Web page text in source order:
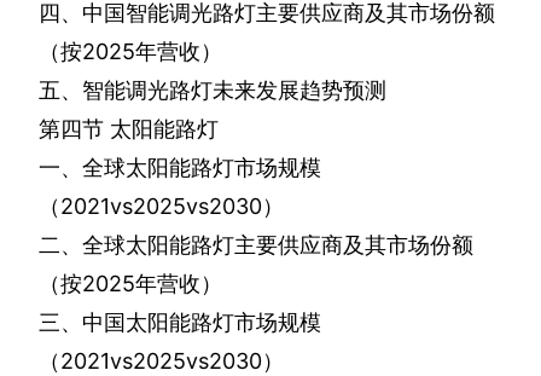
四、中国智能调光路灯主要供应商及其市场份额
（按2025年营收）
五、智能调光路灯未来发展趋势预测
第四节 太阳能路灯
一、全球太阳能路灯市场规模
（2021vs2025vs2030）
二、全球太阳能路灯主要供应商及其市场份额
（按2025年营收）
三、中国太阳能路灯市场规模
（2021vs2025vs2030）